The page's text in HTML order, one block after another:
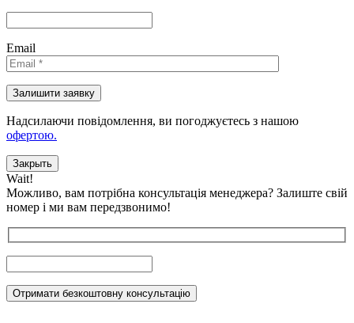
Email
Надсилаючи повідомлення, ви погоджуєтесь з нашою
офертою.
Закрыть
Wait!
Можливо, вам потрібна консультація менеджера? Залиште свій
номер і ми вам передзвонимо!